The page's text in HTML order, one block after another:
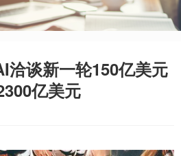
洽谈新一轮150亿美元
亿美元